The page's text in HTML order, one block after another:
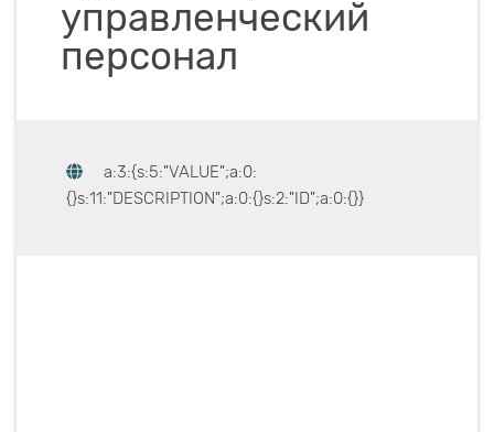
управленческий
персонал
a:3:{s:5:"VALUE";a:0:
{}s:11:"DESCRIPTION";a:0:{}s:2:"ID";a:0:{}}